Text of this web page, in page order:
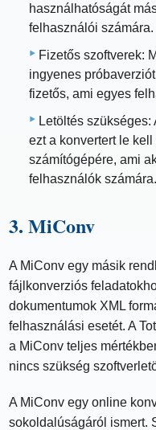
használhatóságát
felhasználói számára.
Fizetős szoftverek:
ingyenes
fizetős, ami egyes
Letöltés
ezt a konvertert le
számítógépére, ami
felhasználók számára.
3. MiConv
A MiConv egy másik
fájlkonverziós
dokumentumok XML
felhasználási esetét. A
a MiConv teljes
nincs szükség
A MiConv egy online
sokoldalúságáról ismert.